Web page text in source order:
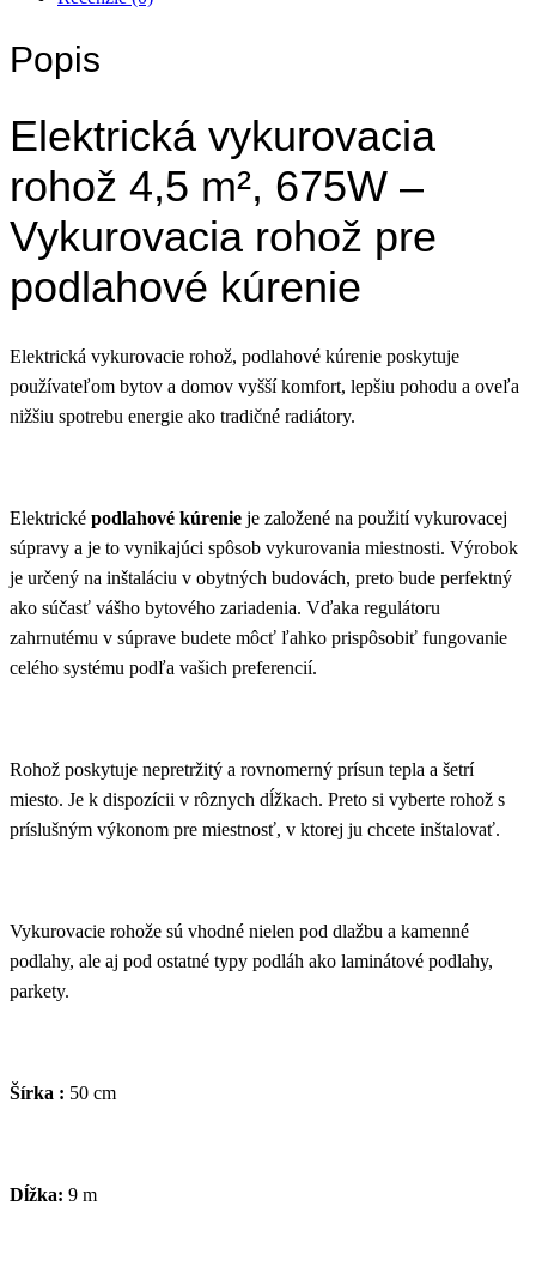
Popis
Elektrická vykurovacia
rohož 4,5 m², 675W –
Vykurovacia rohož pre
podlahové kúrenie
Elektrická vykurovacie rohož, podlahové kúrenie poskytuje
používateľom bytov a domov vyšší komfort, lepšiu pohodu a oveľa
nižšiu spotrebu energie ako tradičné radiátory.
Elektrické podlahové kúrenie je založené na použití vykurovacej
súpravy a je to vynikajúci spôsob vykurovania miestnosti. Výrobok
je určený na inštaláciu v obytných budovách, preto bude perfektný
ako súčasť vášho bytového zariadenia. Vďaka regulátoru
zahrnutému v súprave budete môcť ľahko prispôsobiť fungovanie
celého systému podľa vašich preferencií.
Rohož poskytuje nepretržitý a rovnomerný prísun tepla a šetrí
miesto. Je k dispozícii v rôznych dĺžkach. Preto si vyberte rohož s
príslušným výkonom pre miestnosť, v ktorej ju chcete inštalovať.
Vykurovacie rohože sú vhodné nielen pod dlažbu a kamenné
podlahy, ale aj pod ostatné typy podláh ako laminátové podlahy,
parkety.
Šírka : 50 cm
Dĺžka: 9 m